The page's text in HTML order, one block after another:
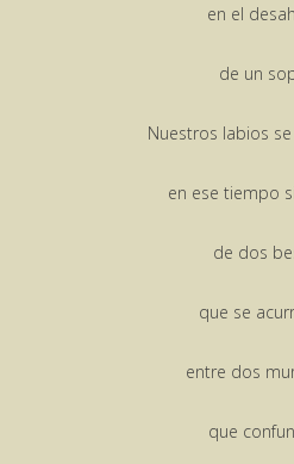
en el
de un
Nuestros labios
en ese tiempo
de dos
que se
entre dos
que